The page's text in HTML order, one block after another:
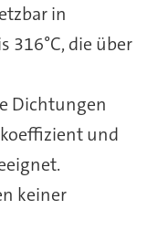
in
316°C, die über
Dichtungen
und
keiner